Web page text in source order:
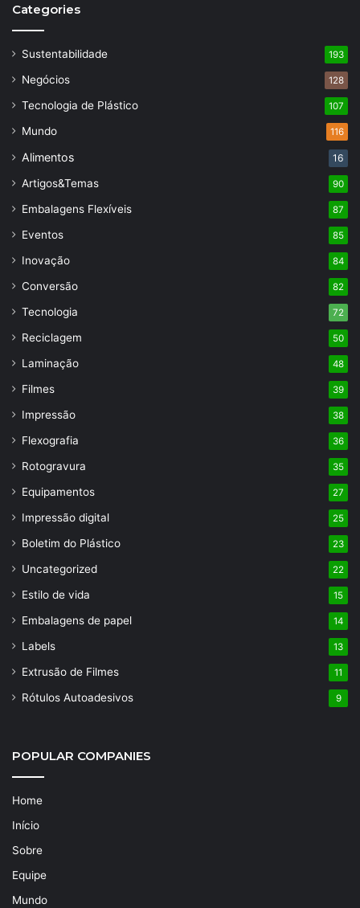
Categories
Sustentabilidade 193
Negócios 128
Tecnologia de Plástico 107
Mundo 116
Alimentos 16
Artigos&Temas 90
Embalagens Flexíveis 87
Eventos 85
Inovação 84
Conversão 82
Tecnologia 72
Reciclagem 50
Laminação 48
Filmes 39
Impressão 38
Flexografia 36
Rotogravura 35
Equipamentos 27
Impressão digital 25
Boletim do Plástico 23
Uncategorized 22
Estilo de vida 15
Embalagens de papel 14
Labels 13
Extrusão de Filmes 11
Rótulos Autoadesivos 9
POPULAR COMPANIES
Home
Início
Sobre
Equipe
Mundo